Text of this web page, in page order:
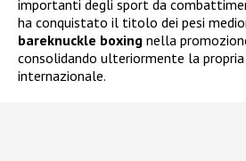
importanti degli sport da
ha conquistato il titolo dei pesi
bareknuckle boxing nella
consolidando ulteriormente la propria
internazionale.